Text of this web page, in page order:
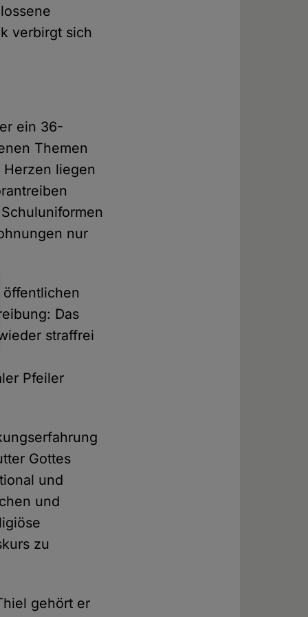
verbirgt sich
ein 36-
Themen
liegen
nur
Das
straffrei
Pfeiler
Gottes
und
und
zu
gehört er